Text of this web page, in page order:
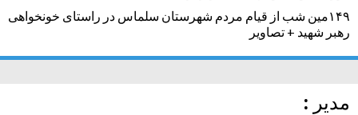
۱۴۹مین شب از قیام مردم شهرستان سلماس در راستای خونخواهی
رهبر شهید + تصاویر
مدیر :